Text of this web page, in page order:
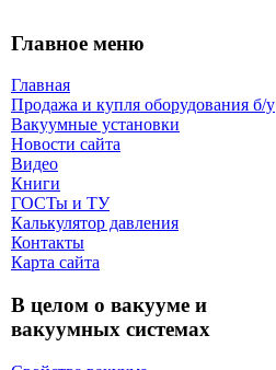
Главное меню
Главная
Продажа и купля оборудования б/y
Вакуумные установки
Новости сайта
Видео
Книги
ГОСТы и ТУ
Калькулятор давления
Контакты
Карта сaйта
В целом о вакууме и
вакуумных системах